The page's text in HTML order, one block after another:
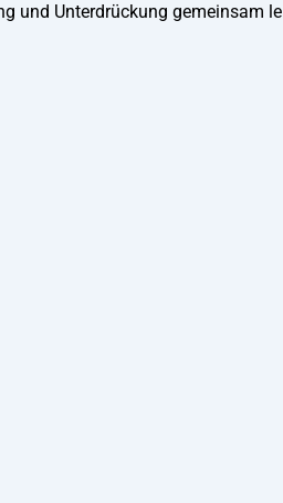
und Unterdrückung gemeinsam